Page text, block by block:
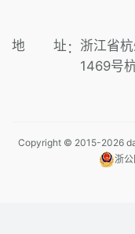
地 址 ： 浙江省
1469号
Copyright © 2015-2026
浙